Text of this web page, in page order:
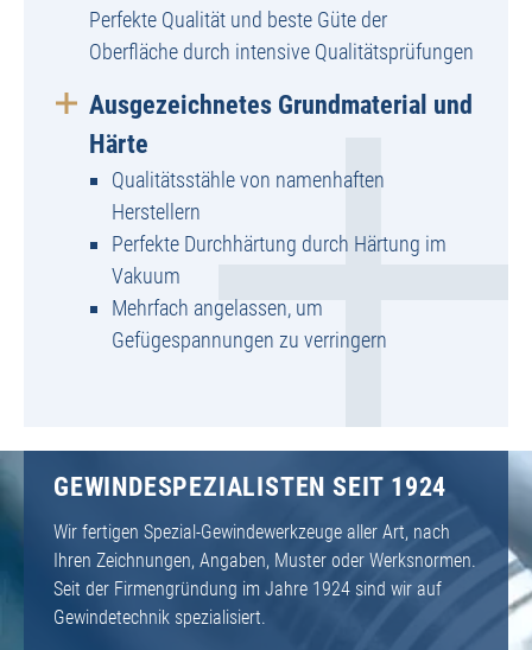
Perfekte Qualität und beste Güte der
Oberfläche durch intensive Qualitätsprüfungen
Ausgezeichnetes Grundmaterial und
Härte
Qualitätsstähle von namenhaften
Herstellern
Perfekte Durchhärtung durch Härtung im
Vakuum
Mehrfach angelassen, um
Gefügespannungen zu verringern
GEWINDESPEZIALISTEN SEIT 1924
Wir fertigen Spezial-Gewindewerkzeuge aller Art, nach
Ihren Zeichnungen, Angaben, Muster oder Werksnormen.
Seit der Firmengründung im Jahre 1924 sind wir auf
Gewindetechnik spezialisiert.